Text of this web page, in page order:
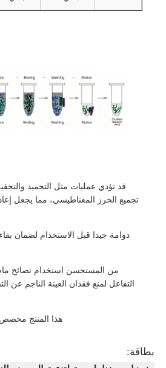
تنقية البروتين بالخرز المغناطيسي
الأدوات الآلية والمستهلكات
قد تؤدي عمليات مثل التجميد
تجميع الخرز المغناطيسي، مما يجعل
دوامة جيدا قبل الاستخدام لضمان
من المستحسن استخدام نصائح
التفاعل لمنع فقدان العينة الناجم عن
هذا المنتج
بطاقة: